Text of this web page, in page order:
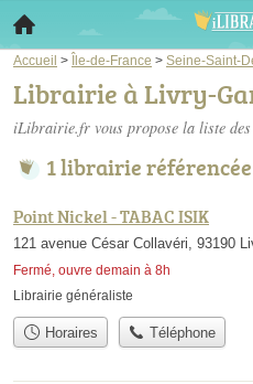
Accueil > Île-de-France > Seine-Saint-
Librairie à Livry-
iLibrairie.fr vous propose la liste des
1 librairie référencée
Point Nickel - TABAC ISIK
121 avenue César Collavéri, 93190
Fermé, ouvre demain à 8h
Librairie généraliste
Horaires Téléphone